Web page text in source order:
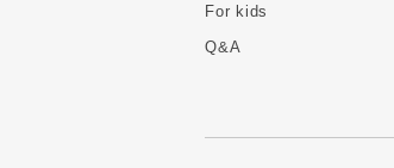
For kids
Q&A